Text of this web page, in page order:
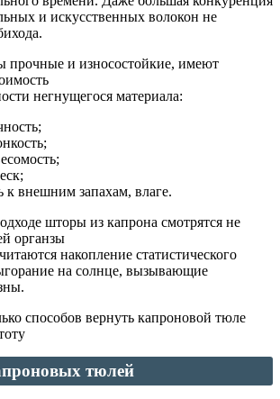
и искусственных волокон не
прочные и износостойкие, имеют
негнущегося материала:
к внешним запахам, влаге.
шторы из капрона смотрятся не
органзы
накопление статистического
на солнце, вызывающие
способов вернуть капроновой тюле
тюлей